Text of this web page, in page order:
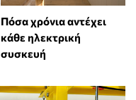
Πόσα χρόνια αντέχει
κάθε ηλεκτρική
συσκευή